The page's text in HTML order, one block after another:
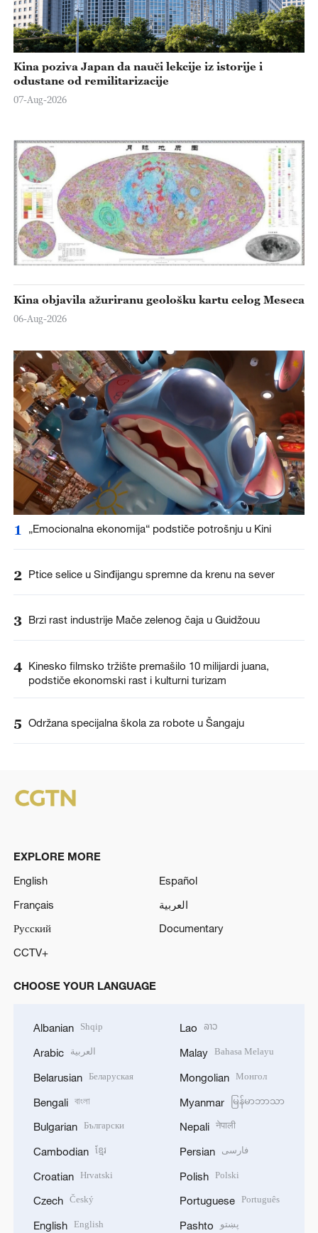
Kina poziva Japan da nauči lekcije iz istorije i
odustane od remilitarizacije
07-Aug-2026
Kina objavila ažuriranu geološku kartu celog Meseca
06-Aug-2026
1 „Emocionalna ekonomija“ podstiče potrošnju u Kini
2 Ptice selice u Sinđijangu spremne da krenu na sever
3 Brzi rast industrije Mače zelenog čaja u Guidžouu
4 Kinesko filmsko tržište premašilo 10 milijardi juana,
podstiče ekonomski rast i kulturni turizam
5 Održana specijalna škola za robote u Šangaju
EXPLORE MORE
English
Español
Français
العربية
Русский
Documentary
CCTV+
CHOOSE YOUR LANGUAGE
Albanian Shqip
Arabic العربية
Belarusian Беларуская
Bengali বাংলা
Bulgarian Български
Cambodian ខ្មែរ
Croatian Hrvatski
Czech Český
English English
Lao ລາວ
Malay Bahasa Melayu
Mongolian Монгол
Myanmar မြန်မာဘာသာ
Nepali नेपाली
Persian فارسی
Polish Polski
Portuguese Português
Pashto پښتو